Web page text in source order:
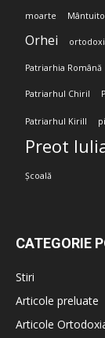
moarte
Orhei
Patriarhia Română
Patriarhul Chiril
Patriarhul Kirill
Preot
Școală
CATEGORIE
Stiri
Articole preluate
Articole